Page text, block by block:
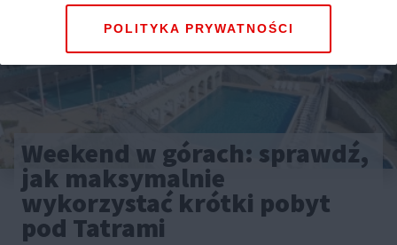
Weekend w górach: sprawdź,
jak maksymalnie
wykorzystać krótki pobyt
pod Tatrami
POLITYKA PRYWATNOŚCI